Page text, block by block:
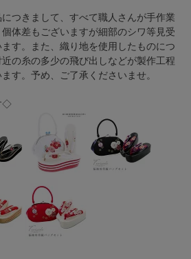
つきまして、すべて職人さんが手作業
体差もございますが細部のシワ等見受
す。また、織り地を使用したものにつ
の糸の多少の飛び出しなどが製作工程
す。予め、ご了承くださいませ。
◇